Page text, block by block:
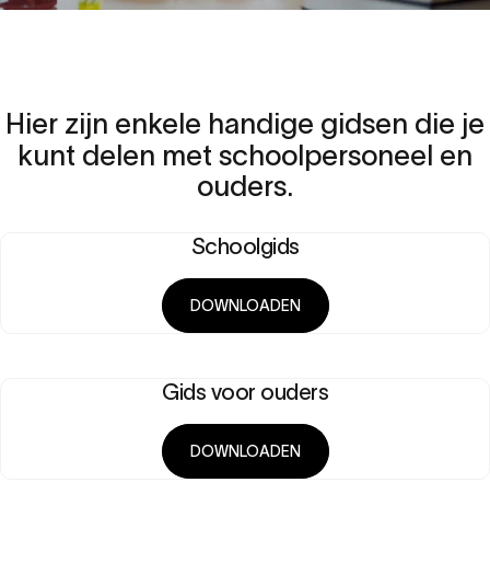
Scholen App
ondersteuningsgidsen
Hier zijn enkele handige gidsen die je
kunt delen met schoolpersoneel en
ouders.
Schoolgids
DOWNLOADEN
Gids voor ouders
DOWNLOADEN